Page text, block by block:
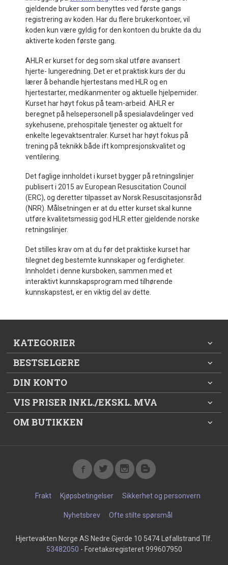
gjeldende bruker som benyttes ved første gangs
registrering av koden. Har du flere brukerkontoer, vil
koden kun være gyldig for den kontoen du brukte da du
aktiverte koden første gang.
AHLR er kurset for deg som skal utføre avansert
hjerte- lungeredning. Det er et praktisk kurs der du
lærer å behandle hjertestans med HLR og en
hjertestarter, medikanmenter og aktuelle hjelpemider.
Kurset har høyt fokus på team-arbeid. AHLR er
beregnet på helsepersonell på spesialavdelinger ved
sykehusene, prehospitale tjenester og aktuelt for
enkelte legevaktsentraler. Kurset har høyt fokus på
trening på teknikk både ift kompresjonskvalitet og
ventilering.
Det faglige innholdet i kurset bygger på retningslinjer
publisert i 2015 av European Resuscitation Council
(ERC), og deretter tilpasset av Norsk Resuscitasjonsråd
(NRR). Målsetningen er at du etter kurset skal kunne
utføre kvalitetsmessig god HLR etter gjeldende norske
retningslinjer.
Det stilles krav om at du før det praktiske kurset har
tilegnet deg bestemte kunnskaper og ferdigheter.
Innholdet i denne kursboken, sammen med et
interaktivt kunnskapsprogram med tilhørende
kunnskapstest, er en viktig del av dette.
KATEGORIER
BESTSELGERE
DIN KONTO
VIS PRISER INKL./EKSKL. MVA
OM BUTIKKEN
Frakt Kjøpsbetingelser Sikkerhet og personvern
Nyhetsbrev Ofte stilte spørsmål
Hjertevakten Norge AS Nedre Gjerde 10 5474 Løfallstrand Tlf.
53482050 - Foretaksregisteret 999607950